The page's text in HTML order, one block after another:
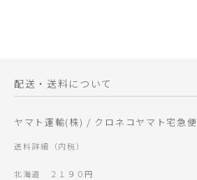
配送・送料について
ヤマト運輸(株) / クロネコヤマト宅急便
送料詳細（内税）
北海道 ２１９０円